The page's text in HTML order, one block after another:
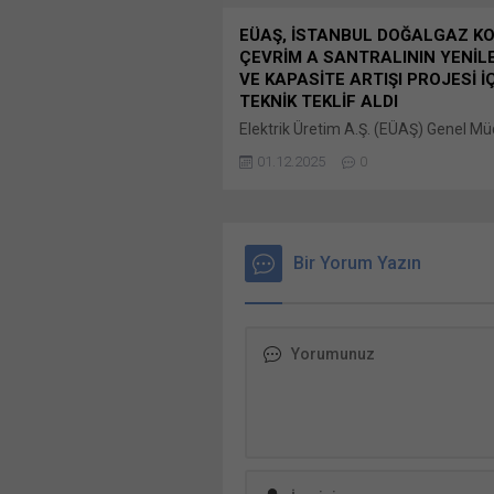
EÜAŞ, İSTANBUL DOĞALGAZ
ÇEVRİM A SANTRALININ
VE KAPASİTE ARTIŞI PROJESİ
TEKNİK TEKLİF ALDI
Elektrik Üretim A.Ş. (EÜAŞ) Genel
25.07.2025 tarihinde firmalardan ön
açılır) X Linkedln üzerinden
tıklayın (Yeni pencerede açılır)
WhatsApp'ta paylaşmak için tıklayın
paylaşmak için tıklayın (Yeni...
01.12.2025 0
Bir Yorum Yazın